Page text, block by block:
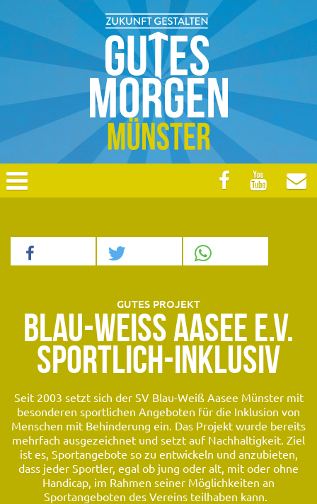
GUTES PROJEKT
BLAU-WEISS AASEE E.V. S
PORTLICH-INKLUSIV
Seit 2003 setzt sich der SV Blau-Weiß Aasee Münster mit
besonderen sportlichen Angeboten für die Inklusion von
Menschen mit Behinderung ein. Das Projekt wurde bereits
mehrfach ausgezeichnet und setzt auf Nachhaltigkeit. Ziel
ist es, Sportangebote so zu entwickeln und anzubieten,
dass jeder Sportler, egal ob jung oder alt, mit oder ohne
Handicap, im Rahmen seiner Möglichkeiten an
Sportangeboten des Vereins teilhaben kann.